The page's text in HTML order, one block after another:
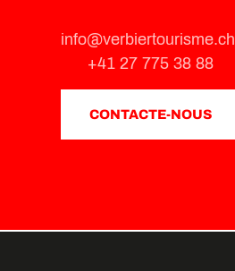
info@verbiertourisme.ch
+41 27 775 38 88
CONTACTE-NOUS